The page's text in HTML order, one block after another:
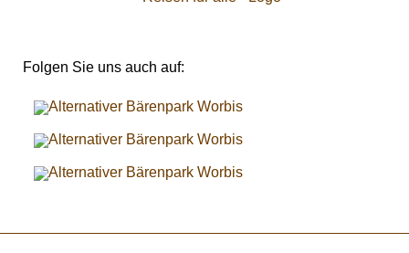
Folgen Sie uns auch auf: